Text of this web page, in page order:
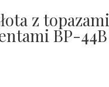
z topazami
BP-44B